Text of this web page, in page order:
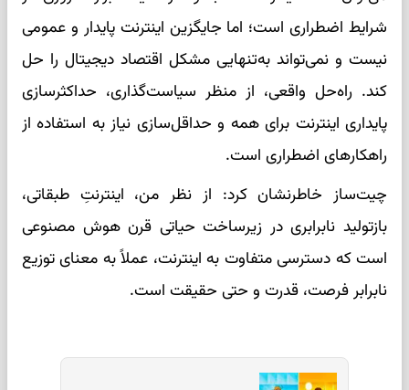
شرایط اضطراری است؛ اما جایگزین اینترنت پایدار و عمومی
نیست و نمی‌تواند به‌تنهایی مشکل اقتصاد دیجیتال را حل
کند. راه‌حل واقعی، از منظر سیاست‌گذاری، حداکثرسازی
پایداری اینترنت برای همه و حداقل‌سازی نیاز به استفاده از
راهکارهای اضطراری است.
چیت‌ساز خاطرنشان کرد: از نظر من، اینترنتِ طبقاتی،
بازتولید نابرابری در زیرساخت حیاتی قرن هوش مصنوعی
است که دسترسی متفاوت به اینترنت، عملاً به معنای توزیع
نابرابر فرصت، قدرت و حتی حقیقت است.